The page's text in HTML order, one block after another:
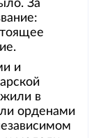
За
и
в
орденами